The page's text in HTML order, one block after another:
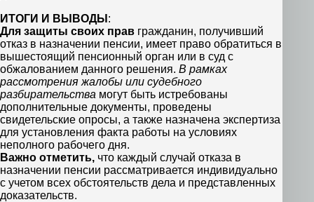
ИТОГИ И ВЫВОДЫ :
Для защиты своих прав гражданин, получивший
отказ в назначении пенсии, имеет право обратиться в
вышестоящий пенсионный орган или в суд с
обжалованием данного решения. В рамках
рассмотрения жалобы или судебного
разбирательства могут быть истребованы
дополнительные документы, проведены
свидетельские опросы, а также назначена экспертиза
для установления факта работы на условиях
неполного рабочего дня.
Важно отметить, что каждый случай отказа в
назначении пенсии рассматривается индивидуально
с учетом всех обстоятельств дела и представленных
доказательств.